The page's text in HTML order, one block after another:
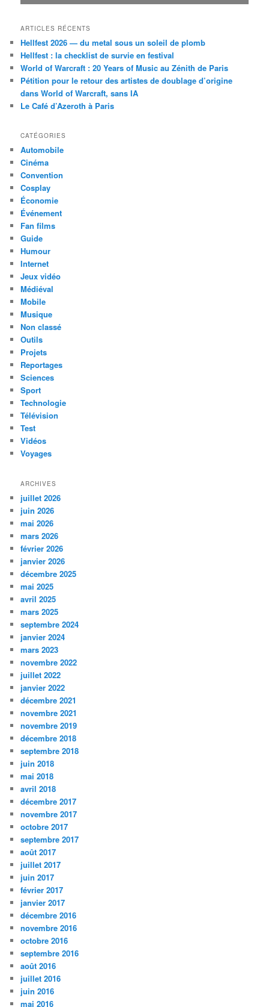
ARTICLES RÉCENTS
Hellfest 2026 — du metal sous un soleil de plomb
Hellfest : la checklist de survie en festival
World of Warcraft : 20 Years of Music au Zénith de Paris
Pétition pour le retour des artistes de doublage d’origine
dans World of Warcraft, sans IA
Le Café d’Azeroth à Paris
CATÉGORIES
Automobile
Cinéma
Convention
Cosplay
Économie
Événement
Fan films
Guide
Humour
Internet
Jeux vidéo
Médiéval
Mobile
Musique
Non classé
Outils
Projets
Reportages
Sciences
Sport
Technologie
Télévision
Test
Vidéos
Voyages
ARCHIVES
juillet 2026
juin 2026
mai 2026
mars 2026
février 2026
janvier 2026
décembre 2025
mai 2025
avril 2025
mars 2025
septembre 2024
janvier 2024
mars 2023
novembre 2022
juillet 2022
janvier 2022
décembre 2021
novembre 2021
novembre 2019
décembre 2018
septembre 2018
juin 2018
mai 2018
avril 2018
décembre 2017
novembre 2017
octobre 2017
septembre 2017
août 2017
juillet 2017
juin 2017
février 2017
janvier 2017
décembre 2016
novembre 2016
octobre 2016
septembre 2016
août 2016
juillet 2016
juin 2016
mai 2016